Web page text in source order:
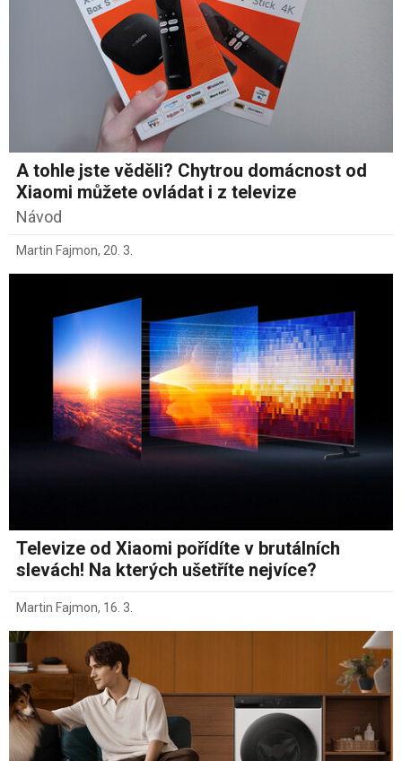
A tohle jste věděli? Chytrou domácnost od
Xiaomi můžete ovládat i z televize
Návod
Martin Fajmon, 20. 3.
Televize od Xiaomi pořídíte v brutálních
slevách! Na kterých ušetříte nejvíce?
Martin Fajmon, 16. 3.